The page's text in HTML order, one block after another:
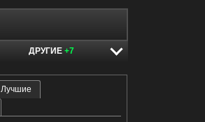
ДРУГИЕ +7
Лучшие